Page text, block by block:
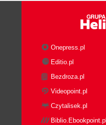
Onepress.pl
Editio.pl
Bezdroza.pl
Videopoint.pl
Czytalisek.pl
Biblio.Ebookpoint.pl